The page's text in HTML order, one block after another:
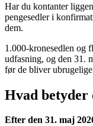
Har du kontanter
pengesedler i
dem.
1.000-kronesedlen og
udfasning, og den 31.
før de bliver
Hvad betyder
Efter den 31. maj